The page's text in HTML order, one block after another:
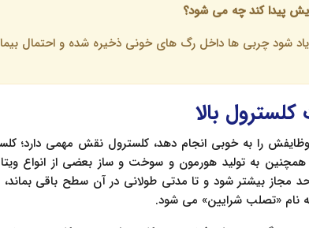
پیدا کند چه می شود؟
زیاد شود چربی ها داخل رگ های خونی ذخیره شده و احتمال
بالا
وظایفش را به خوبی انجام دهد، کلسترول نقش مهمی دارد؛
به تولید هورمون و سوخت و ساز بعضی از انواع
مجاز بیشتر شود و تا مدتی طولانی در آن سطح باقی
نام «تصلب شرایین» می شود.